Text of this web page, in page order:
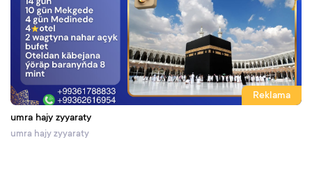
Reklama
umra hajy zyyaraty
umra hajy zyyaraty